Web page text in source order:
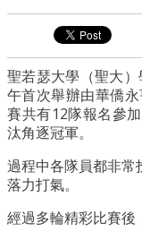
聖若瑟大學（聖大
午首次舉辦由華僑
賽共有12隊報名參
汰角逐冠軍。
過程中各隊員都非常
落力打氣。
經過多輪精彩比賽後